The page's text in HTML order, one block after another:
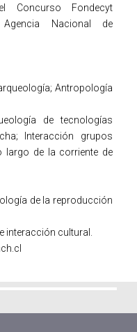
Concurso Fondecyt
Nacional de
Antropología
de tecnologías
Interacción grupos
largo de la corriente de
de la reproducción
interacción cultural.